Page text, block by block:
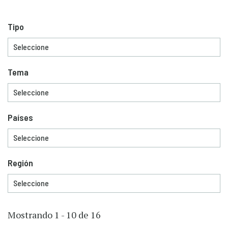
Mostrando 1 - 10 de 16
Tipo
Tema
Países
Región